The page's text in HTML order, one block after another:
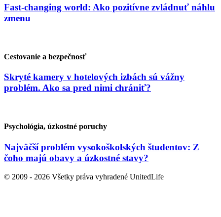
Fast-changing world: Ako pozitívne zvládnuť náhlu
zmenu
Cestovanie a bezpečnosť
Skryté kamery v hotelových izbách sú vážny
problém. Ako sa pred nimi chrániť?
Psychológia, úzkostné poruchy
Najväčší problém vysokoškolských študentov: Z
čoho majú obavy a úzkostné stavy?
© 2009 - 2026 Všetky práva vyhradené UnitedLife